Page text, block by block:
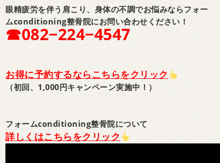
眼精疲労を伴う肩こり、身体の不調でお悩みならフォー
ムconditioning整骨院にお問い合わせください！
☎︎082−224−4547
お得に予約するならこちらをクリック
（初回、1,000円キャンペーン実施中！）
フォームconditioning整骨院について
詳しくはこちらをクリック